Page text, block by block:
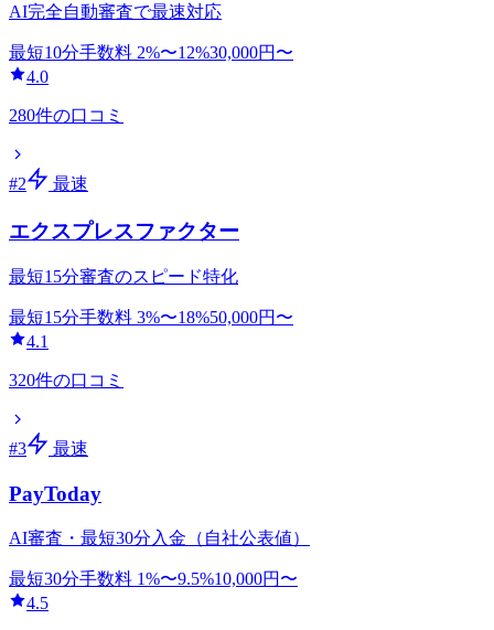
AI完全自動審査で最速対応
最短10分手数料 2%〜12%30,000円〜
4.0
280件の口コミ
#2 最速
エクスプレスファクター
最短15分審査のスピード特化
最短15分手数料 3%〜18%50,000円〜
4.1
320件の口コミ
#3 最速
PayToday
AI審査・最短30分入金（自社公表値）
最短30分手数料 1%〜9.5%10,000円〜
4.5